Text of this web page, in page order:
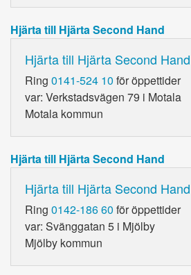
Hjärta till Hjärta Second Hand
Hjärta till Hjärta Second Hand
Ring 0141-524 10 för öppettider
var: Verkstadsvägen 79 i Motala
Motala kommun
Hjärta till Hjärta Second Hand
Hjärta till Hjärta Second Hand
Ring 0142-186 60 för öppettider
var: Svänggatan 5 i Mjölby
Mjölby kommun